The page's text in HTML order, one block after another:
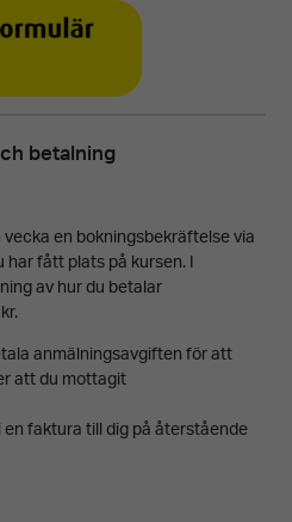
betalning
en bokningsbekräftelse via
fått plats på kursen. I
av hur du betalar
anmälningsavgiften för att
att du mottagit
faktura till dig på återstående
Nödvändiga
går inte att